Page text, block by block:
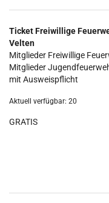
Ticket Freiwillige
Velten
Mitglieder Freiwillige
Mitglieder
mit Ausweispflicht
Aktuell verfügbar: 20
GRATIS